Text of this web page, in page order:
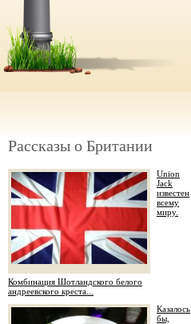
Рассказы о Британии
Union
Jack
известен
всему
миру.
Комбинация Шотландского белого
андреевского креста...
Казалось
бы,